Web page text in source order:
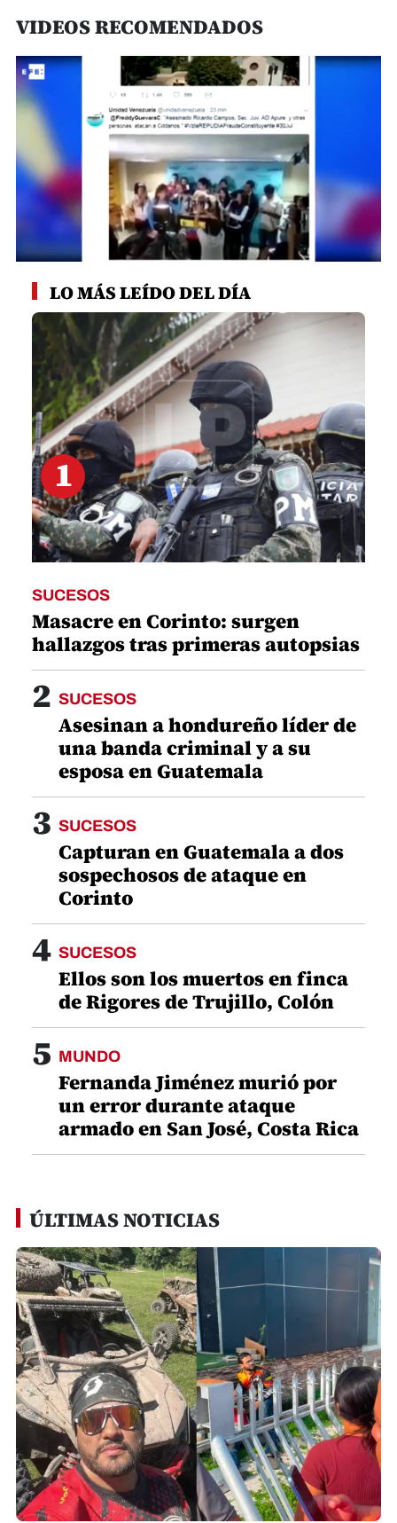
VIDEOS RECOMENDADOS
seconds
minutes,
seconds
LO MÁS LEÍDO DEL DÍA
1
SUCESOS
Masacre en Corinto: surgen
hallazgos tras primeras autopsias
2 SUCESOS
Asesinan a hondureño líder de
una banda criminal y a su
esposa en Guatemala
3 SUCESOS
Capturan en Guatemala a dos
sospechosos de ataque en
Corinto
4 SUCESOS
Ellos son los muertos en finca
de Rigores de Trujillo, Colón
5 MUNDO
Fernanda Jiménez murió por
un error durante ataque
armado en San José, Costa Rica
ÚLTIMAS NOTICIAS